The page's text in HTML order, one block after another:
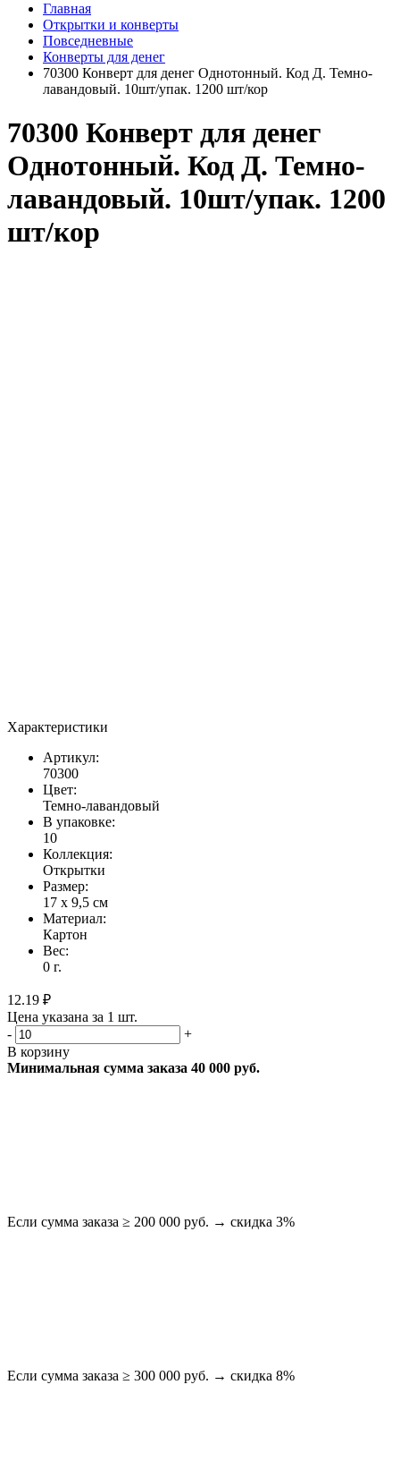
Главная
Открытки и конверты
Повседневные
Конверты для денег
70300 Конверт для денег Однотонный. Код Д. Темно-
лавандовый. 10шт/упак. 1200 шт/кор
70300 Конверт для денег
Однотонный. Код Д. Темно-
лавандовый. 10шт/упак. 1200
шт/кор
Характеристики
Артикул:
70300
Цвет:
Темно-лавандовый
В упаковке:
10
Коллекция:
Открытки
Размер:
17 х 9,5 см
Материал:
Картон
Вес:
0 г.
12.19 ₽
Цена указана за 1 шт.
-
+
В корзину
Минимальная сумма заказа 40 000 руб.
Если сумма заказа ≥ 200 000 руб. → скидка 3%
Если сумма заказа ≥ 300 000 руб. → скидка 8%